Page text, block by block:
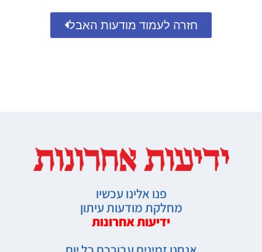
חזרה לעמוד מודעות האבל
פנו אלינו עכשיו
מחלקת מודעות עיתון
ידיעות אחרונות